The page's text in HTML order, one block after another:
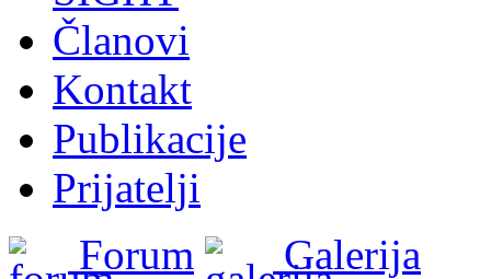
Članovi
Kontakt
Publikacije
Prijatelji
Forum
Galerija